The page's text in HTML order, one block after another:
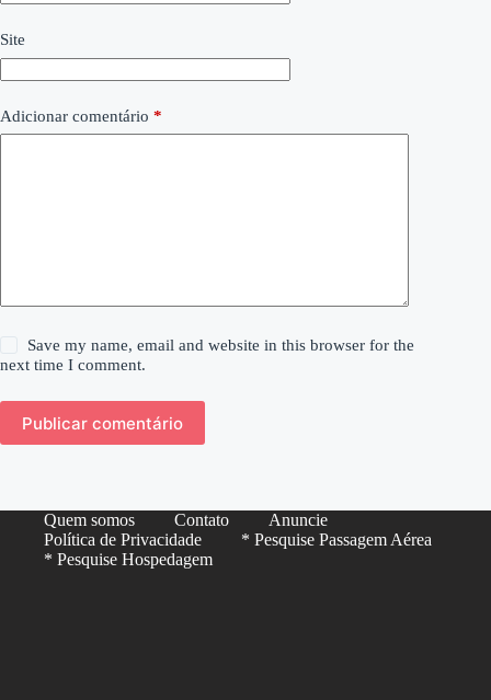
Site
Adicionar comentário *
Save my name, email and website in this browser for the
next time I comment.
Publicar comentário
Quem somos Contato
Anuncie
Política de Privacidade
* Pesquise Passagem Aérea
* Pesquise Hospedagem